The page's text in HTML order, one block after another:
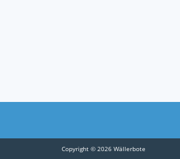
Copyright © 2026 Wällerbote